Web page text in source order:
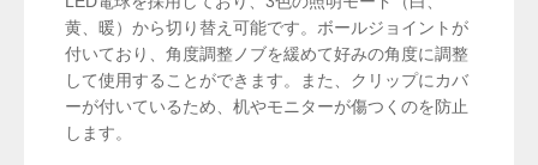
黄、暖）から切り替え可能です。ボールジョイントが
付いており、角度調整ノブを緩めて好みの角度に調整
して使用することができます。また、クリップにカバ
ーが付いているため、机やモニターが傷つくのを防止
します。